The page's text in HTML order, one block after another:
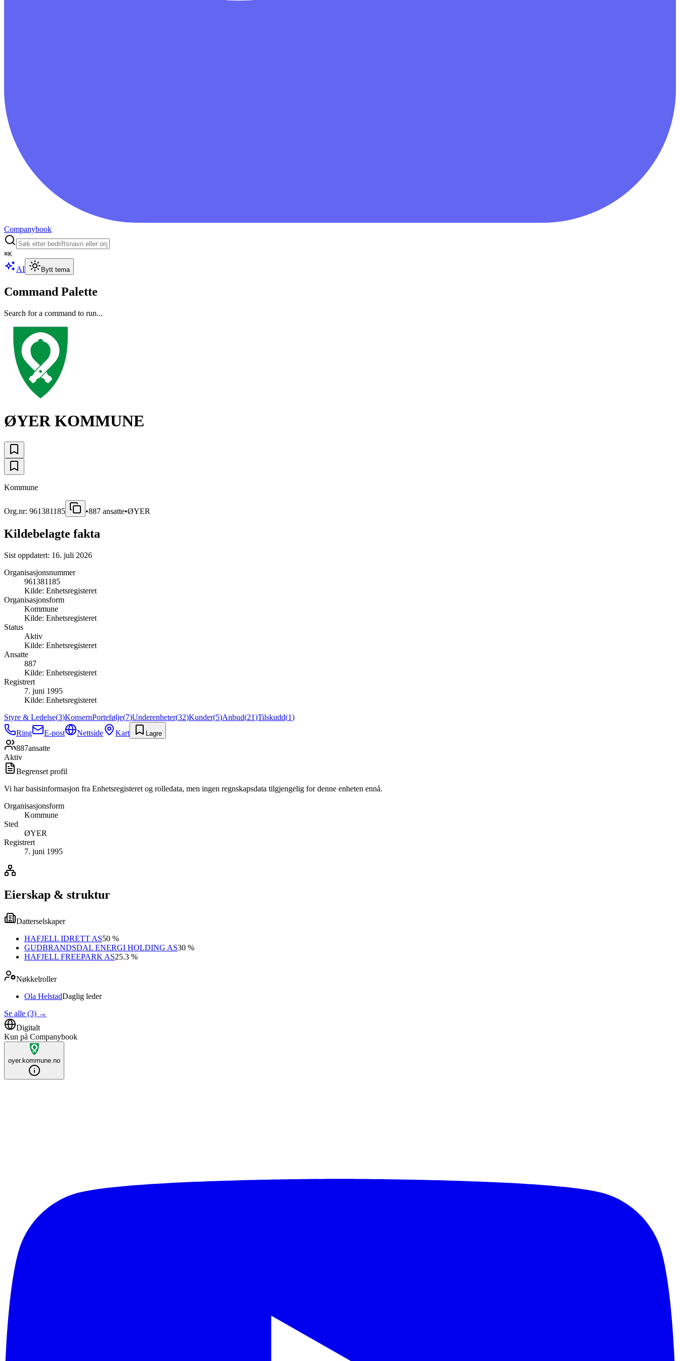
Companybook
⌘K
AI Bytt tema
Command Palette
Search for a command to run...
ØYER KOMMUNE
Kommune
Org.nr: 961381185 •887 ansatte•ØYER
Kildebelagte fakta
Sist oppdatert: 16. juli 2026
Organisasjonsnummer
961381185
Kilde: Enhetsregisteret
Organisasjonsform
Kommune
Kilde: Enhetsregisteret
Status
Aktiv
Kilde: Enhetsregisteret
Ansatte
887
Kilde: Enhetsregisteret
Registrert
7. juni 1995
Kilde: Enhetsregisteret
Styre & Ledelse(3)KonsernPortefølje(7)Underenheter(32)Kunder(5)Anbud(21)Tilskudd(1)
Ring
E-post Nettside Kart Lagre
887ansatte
Aktiv
Begrenset profil
Vi har basisinformasjon fra Enhetsregisteret og rolledata, men ingen regnskapsdata tilgjengelig for denne enheten ennå.
Organisasjonsform
Kommune
Sted
ØYER
Registrert
7. juni 1995
Eierskap & struktur
Datterselskaper
HAFJELL IDRETT AS50 %
GUDBRANDSDAL ENERGI HOLDING AS30 %
HAFJELL FREEPARK AS25.3 %
Nøkkelroller
Ola HelstadDaglig leder
Se alle (3) →
Digitalt
Kun på Companybook
oyer.kommune.no